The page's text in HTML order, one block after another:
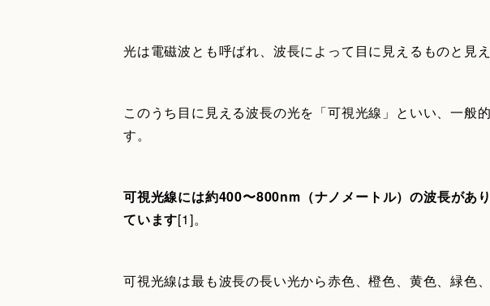
光は電磁波とも呼ばれ、波長によって目に見えるものと見
このうち目に見える波長の光を「可視光線」といい、一般
す。
可視光線には約400〜800nm（ナノメートル）の波長があ
ています[1]。
可視光線は最も波長の長い光から赤色、橙色、黄色、緑色